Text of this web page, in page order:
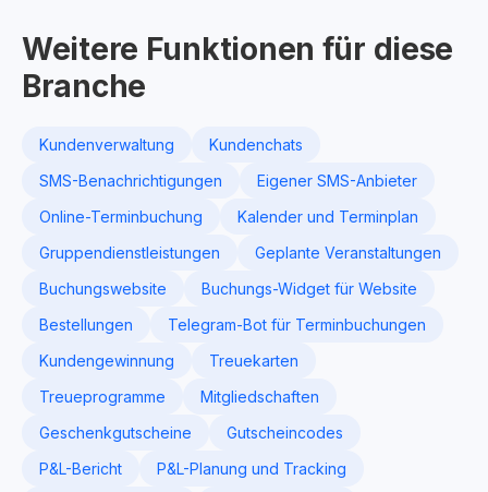
Weitere Funktionen für diese
Branche
Kundenverwaltung
Kundenchats
SMS-Benachrichtigungen
Eigener SMS-Anbieter
Online-Terminbuchung
Kalender und Terminplan
Gruppendienstleistungen
Geplante Veranstaltungen
Buchungswebsite
Buchungs-Widget für Website
Bestellungen
Telegram-Bot für Terminbuchungen
Kundengewinnung
Treuekarten
Treueprogramme
Mitgliedschaften
Geschenkgutscheine
Gutscheincodes
P&L-Bericht
P&L-Planung und Tracking